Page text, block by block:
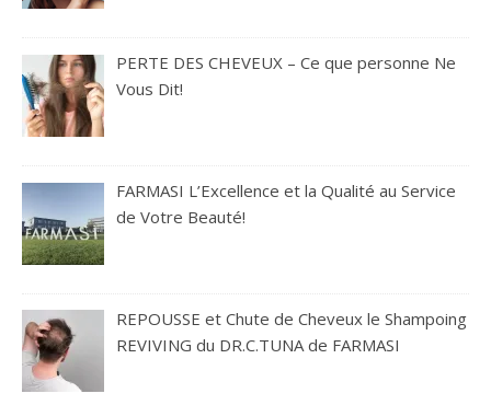
PERTE DES CHEVEUX – Ce que personne Ne
Vous Dit!
FARMASI L’Excellence et la Qualité au Service
de Votre Beauté!
REPOUSSE et Chute de Cheveux le Shampoing
REVIVING du DR.C.TUNA de FARMASI